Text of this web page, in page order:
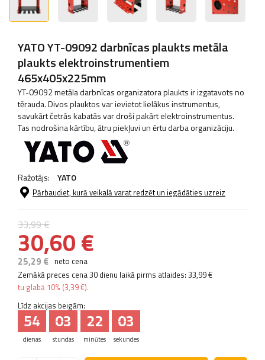
YATO YT-09092 darbnīcas plaukts metāla
plaukts elektroinstrumentiem
465x405x225mm
YT-09092 metāla darbnīcas organizatora plaukts ir izgatavots no
tērauda. Divos plauktos var ievietot lielākus instrumentus,
savukārt četrās kabatās var droši pakārt elektroinstrumentus.
Tas nodrošina kārtību, ātru piekļuvi un ērtu darba organizāciju.
Ražotājs: YATO
Pārbaudiet, kurā veikalā varat redzēt un iegādāties uzreiz
33,99 €
30,60 €
25,29 € neto cena
Zemākā preces cena 30 dienu laikā pirms atlaides: 33,99 €
tu glabā 10% (3,39 €).
Līdz akcijas beigām:
dienas
54
stundas
03
minūtes
22
sekundes
02